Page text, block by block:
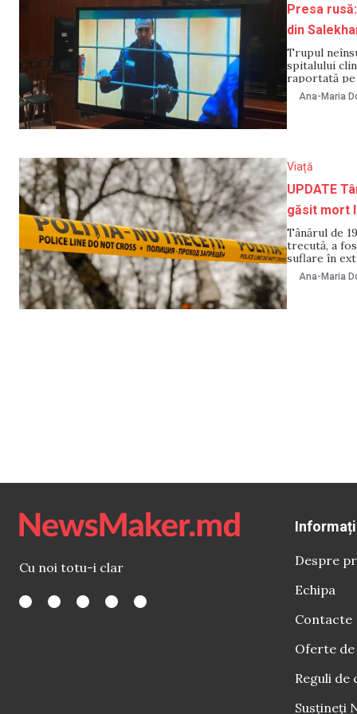
Presa
din
Trupul
spitalului
raportată pe
sursă.
seara zilei
Ana-Maria
Viață
UPDATE
găsit mort
Tânărul de
trecută, a
suflare în
Natalia
Ana-Maria
Cu noi totu-i clar
Despre
Echipa
Contacte
Oferte
Reguli de
Susțineți